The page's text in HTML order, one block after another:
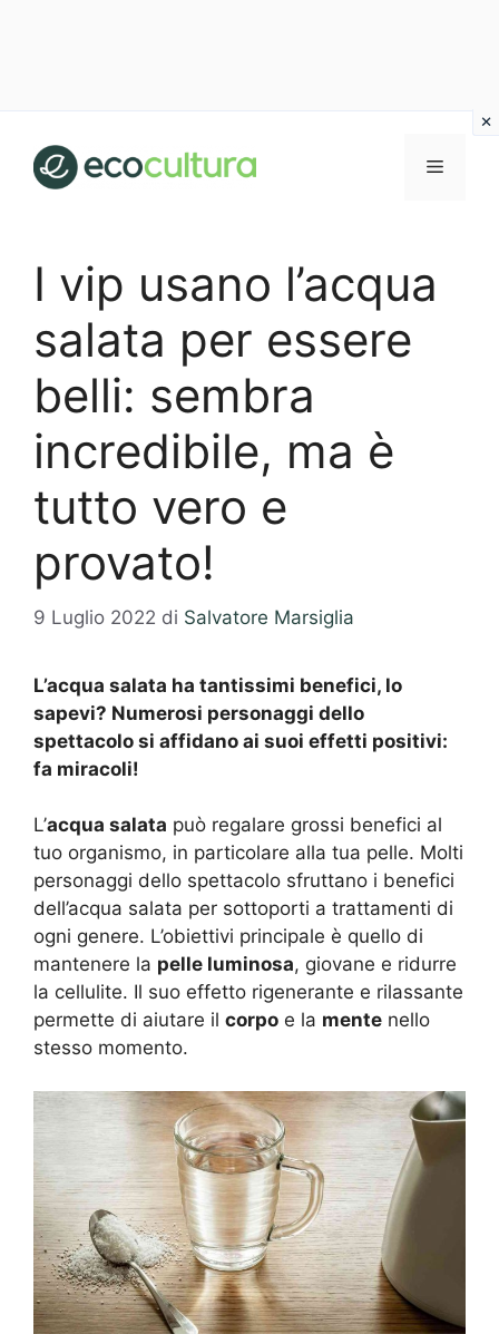
contenuto
MENU
I vip usano l’acqua
salata per essere
belli: sembra
incredibile, ma è
tutto vero e
provato!
9 Luglio 2022 di Salvatore Marsiglia
L’acqua salata ha tantissimi benefici, lo
sapevi? Numerosi personaggi dello
spettacolo si affidano ai suoi effetti positivi:
fa miracoli!
L’acqua salata può regalare grossi benefici al
tuo organismo, in particolare alla tua pelle. Molti
personaggi dello spettacolo sfruttano i benefici
dell’acqua salata per sottoporti a trattamenti di
ogni genere. L’obiettivi principale è quello di
mantenere la pelle luminosa, giovane e ridurre
la cellulite. Il suo effetto rigenerante e rilassante
permette di aiutare il corpo e la mente nello
stesso momento.